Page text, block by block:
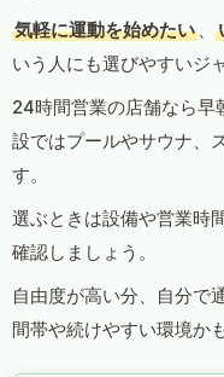
気軽に運動を始めたい 、
いう人にも選びやすいジ
24時間営業の店舗なら早
設ではプールやサウナ、
す。
選ぶときは設備や営業時
確認しましょう。
自由度が高い分、自分で
間帯や続けやすい環境か